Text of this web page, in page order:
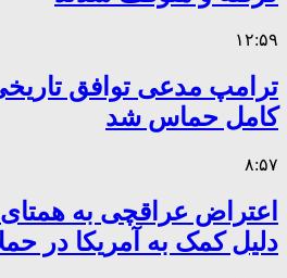
۱۲:۵۹
ترامپ مدعی توافق
کامل حماس شد
۸:۵۷
اعتراض عراقچی به همتای
دلیل کمک به آمریکا در